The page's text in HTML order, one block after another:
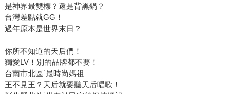
是神界最雙標？還是背黑鍋？
台灣差點就GG！
過年原本是世界末日？
你所不知道的天后們！
獨愛LV！別的品牌都不要！
台南市北區˙最時尚媽祖
王不見王？天后就要聽天后唱歌！